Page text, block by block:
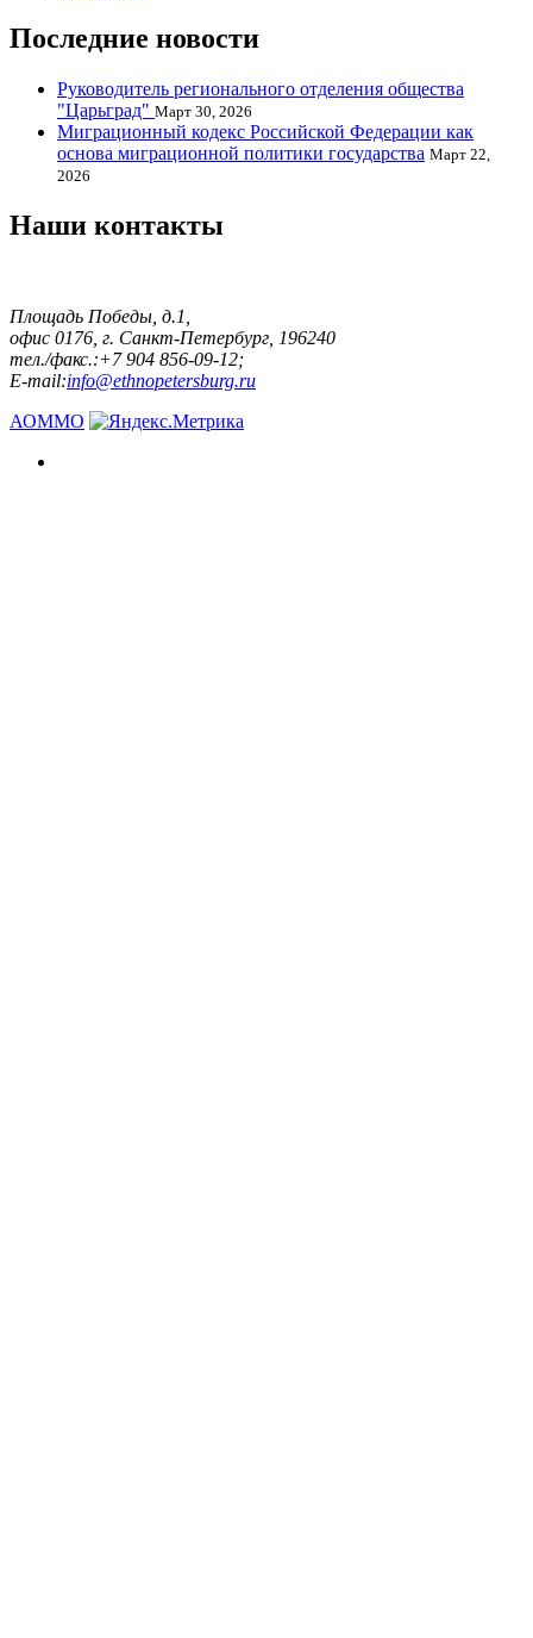
Последние новости
Руководитель регионального отделения общества
"Царьград" Март 30, 2026
Миграционный кодекс Российской Федерации как
основа миграционной политики государства Март 22,
2026
Наши контакты
Площадь Победы, д.1,
офис 0176, г. Санкт-Петербург, 196240
тел./факс.:+7 904 856-09-12;
E-mail:info@ethnopetersburg.ru
АОММО